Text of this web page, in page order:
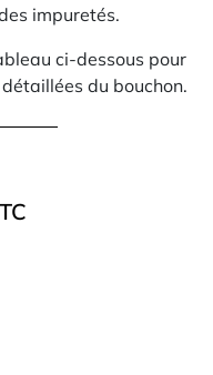
impuretés.
ci-dessous pour
du bouchon.